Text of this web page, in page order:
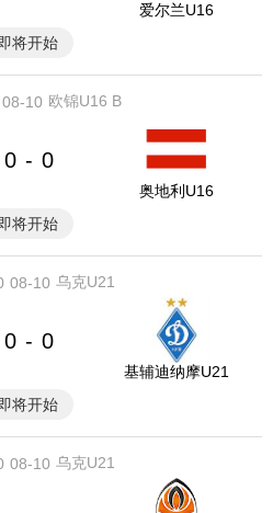
爱尔兰U16
即将开始
08-10 欧锦U16 B
0 - 0
奥地利U16
即将开始
08-10 乌克U21
0 - 0
基辅迪纳摩U21
即将开始
08-10 乌克U21